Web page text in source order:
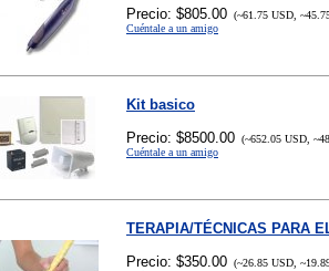
Precio: $805.00 (~61.75 USD,
Cuéntale a un amigo
Kit basico
Precio: $8500.00 (~652.05 USD,
Cuéntale a un amigo
TERAPIA/TÉCNICAS PARA
Precio: $350.00 (~26.85 USD,